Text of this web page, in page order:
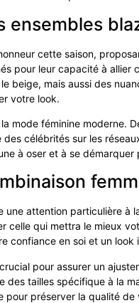
ensembles
cette saison,
pour leur capacité à
beige, mais aussi des
votre look.
mode féminine moderne.
des célébrités sur les
à oser et à se
une attention particulière
celle qui mettra le mieux
confiance en soi et un look
pour assurer un
des tailles spécifique à la
pour préserver la qualité de